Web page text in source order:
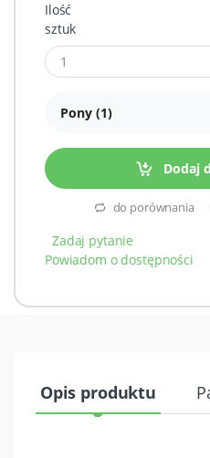
Ilość
sztuk
Pony (1)
Dodaj
do porównania
Zadaj pytanie
Powiadom o dostępności
Opis produktu